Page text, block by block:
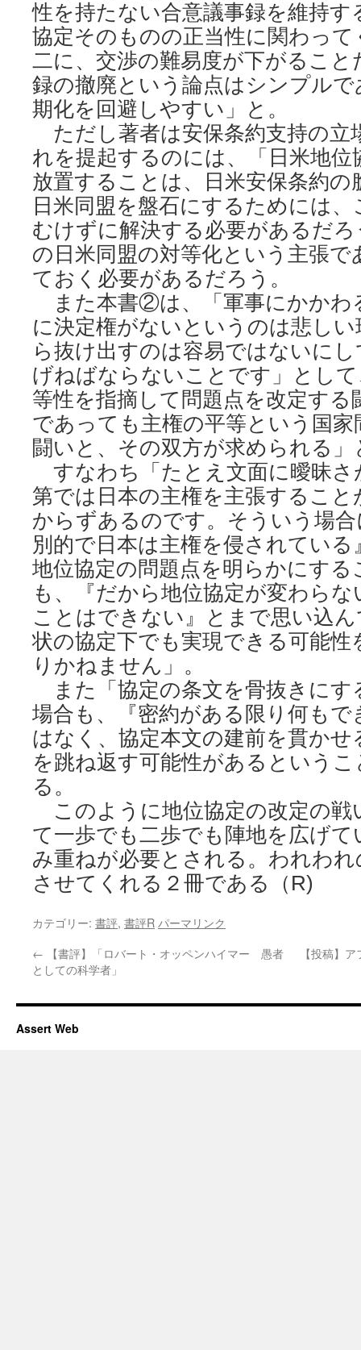
性を持たない合意議事録を維持す
協定そのものの正当性に関わって
二に、交渉の難易度が下がること
録の撤廃という論点はシンプル
期化を回避しやすい」と。
ただし著者は安保条約支持の立
れを提起するのには、「日米地位
放置することは、日米安保条約の
日米同盟を盤石にするためには
むけずに解決する必要があるだ
の日米同盟の対等化という主張
ておく必要があるだろう。
また本書②は、「軍事にかかわ
に決定権がないというのは悲し
ら抜け出すのは容易ではないに
げねばならないことです」とし
等性を指摘して問題点を改定する
であっても主権の平等という国
闘いと、その双方が求められる」
すなわち「たとえ文面に曖昧さ
第では日本の主権を主張するこ
からずあるのです。そういう場
別的で日本は主権を侵されてい
地位協定の問題点を明らかにす
も、『だから地位協定が変わら
ことはできない』とまで思い込
状の協定下でも実現できる可能
りかねません」。
また「協定の条文を骨抜きにす
場合も、『密約がある限り何も
はなく、協定本文の建前を貫かせ
を跳ね返す可能性があるという
る。
このように地位協定の改定の戦
て一歩でも二歩でも陣地を広げ
み重ねが必要とされる。われわ
させてくれる２冊である（R)
カテゴリー: 書評, 書評R パーマリンク
← 【書評】「ロバート・オッペンハイマー 愚者
としての科学者」
【投稿】
Assert Web